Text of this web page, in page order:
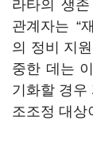
라타의 생
관계자는 “
의 정비 지
중한 데는
기화할 경우
조조정 대상